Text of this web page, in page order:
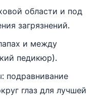
области и под
загрязнений.
и между
педикюр).
подравнивание
глаз для лучшей